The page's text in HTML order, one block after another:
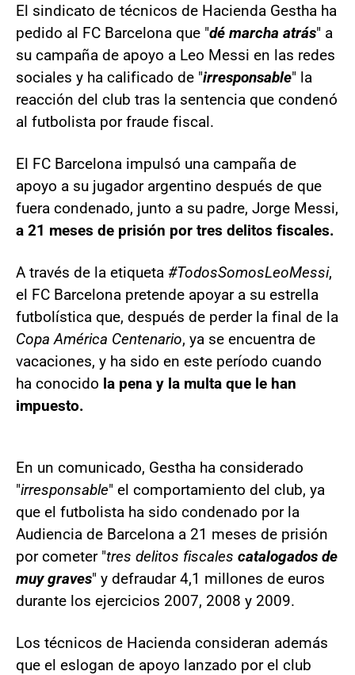
El sindicato de técnicos de Hacienda Gestha ha
pedido al FC Barcelona que "dé marcha atrás" a
su campaña de apoyo a Leo Messi en las redes
sociales y ha calificado de "irresponsable" la
reacción del club tras la sentencia que condenó
al futbolista por fraude fiscal.
El FC Barcelona impulsó una campaña de
apoyo a su jugador argentino después de que
fuera condenado, junto a su padre, Jorge Messi,
a 21 meses de prisión por tres delitos fiscales.
A través de la etiqueta #TodosSomosLeoMessi,
el FC Barcelona pretende apoyar a su estrella
futbolística que, después de perder la final de la
Copa América Centenario, ya se encuentra de
vacaciones, y ha sido en este período cuando
ha conocido la pena y la multa que le han
impuesto.
En un comunicado, Gestha ha considerado
"irresponsable" el comportamiento del club, ya
que el futbolista ha sido condenado por la
Audiencia de Barcelona a 21 meses de prisión
por cometer "tres delitos fiscales catalogados de
muy graves" y defraudar 4,1 millones de euros
durante los ejercicios 2007, 2008 y 2009.
Los técnicos de Hacienda consideran además
que el eslogan de apoyo lanzado por el club